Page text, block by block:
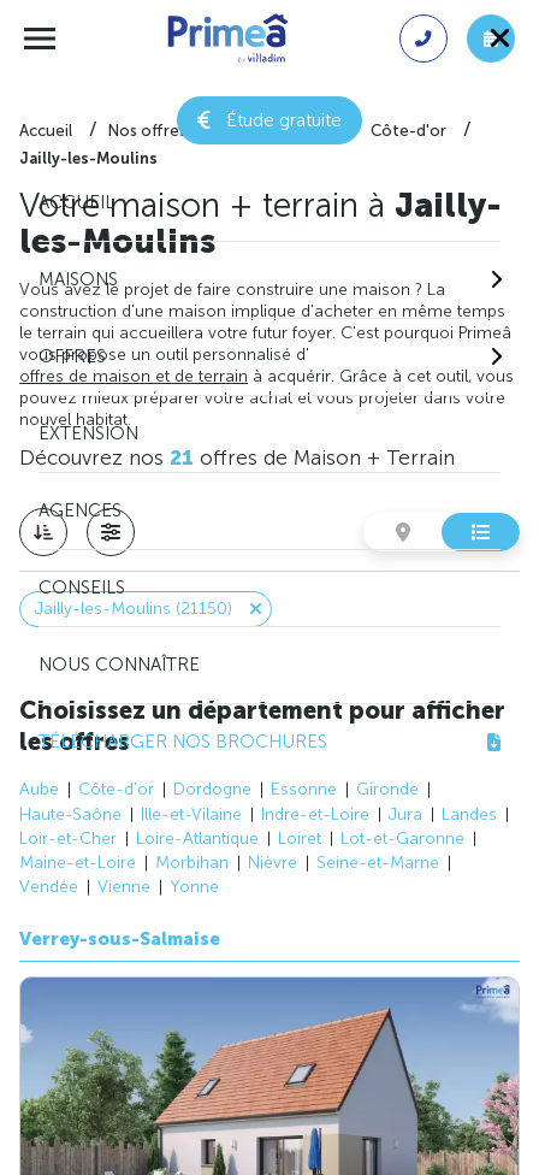
Étude gratuite
ACCUEIL
MAISONS
OFFRES
EXTENSION
AGENCES
CONSEILS
NOUS CONNAÎTRE
TÉLÉCHARGER NOS BROCHURES
Accueil Nos offres de maison + terrain
Côte-d'or
Jailly-les-Moulins
Votre maison + terrain à Jailly-
les-Moulins
Vous avez le projet de faire construire une maison ? La
construction d'une maison implique d'acheter en même temps
le terrain qui accueillera votre futur foyer. C'est pourquoi Primeâ
vous propose un outil personnalisé d'
offres de maison et de terrain à acquérir. Grâce à cet outil, vous
pouvez mieux préparer votre achat et vous projeter dans votre
nouvel habitat.
Découvrez nos 21 offres de Maison + Terrain
Jailly-les-Moulins (21150)
Choisissez un département pour afficher
les offres
Aube Côte-d'or Dordogne Essonne
Gironde
Haute-Saône
Ille-et-Vilaine Indre-et-Loire Jura
Landes
Loir-et-Cher
Loire-Atlantique Loiret
Lot-et-Garonne
Maine-et-Loire
Morbihan Nièvre
Seine-et-Marne
Vendée
Vienne Yonne
Verrey-sous-Salmaise